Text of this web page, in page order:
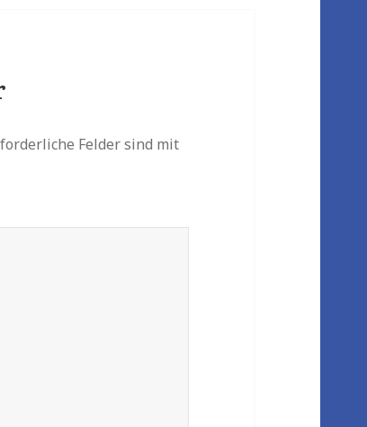
Felder sind mit